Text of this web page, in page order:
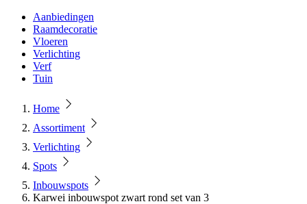
Aanbiedingen
Raamdecoratie
Vloeren
Verlichting
Verf
Tuin
Home
Assortiment
Verlichting
Spots
Inbouwspots
Karwei inbouwspot zwart rond set van 3